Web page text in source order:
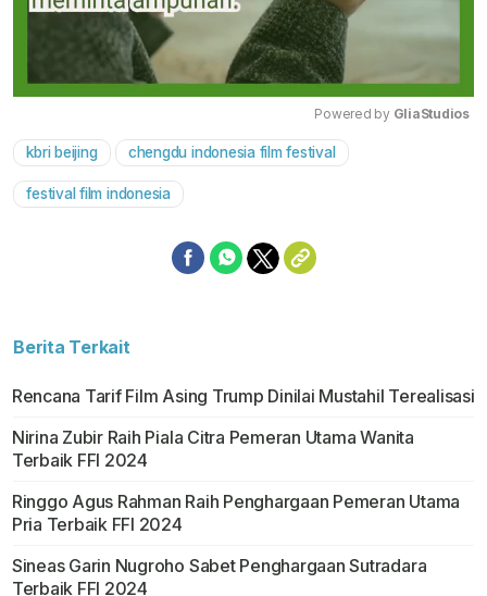
Powered by GliaStudios
kbri beijing chengdu indonesia film festival
festival film indonesia
Berita Terkait
Rencana Tarif Film Asing Trump Dinilai Mustahil Terealisasi
Nirina Zubir Raih Piala Citra Pemeran Utama Wanita
Terbaik FFI 2024
Ringgo Agus Rahman Raih Penghargaan Pemeran Utama
Pria Terbaik FFI 2024
Sineas Garin Nugroho Sabet Penghargaan Sutradara
Terbaik FFI 2024